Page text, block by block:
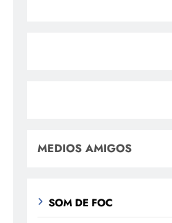
MEDIOS AMIGOS
SOM DE FOC